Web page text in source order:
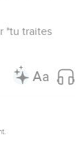
*tu traites